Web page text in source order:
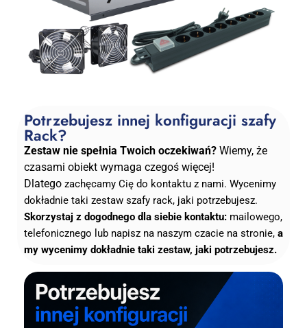
Potrzebujesz innej konfiguracji szafy
Rack?
Zestaw nie spełnia Twoich oczekiwań? Wiemy, że
czasami obiekt wymaga czegoś więcej!
Dlatego zachęcamy Cię do kontaktu z nami. Wycenimy
dokładnie taki zestaw szafy rack, jaki potrzebujesz.
Skorzystaj z dogodnego dla siebie kontaktu: mailowego,
telefonicznego lub napisz na naszym czacie na stronie, a
my wycenimy dokładnie taki zestaw, jaki potrzebujesz.